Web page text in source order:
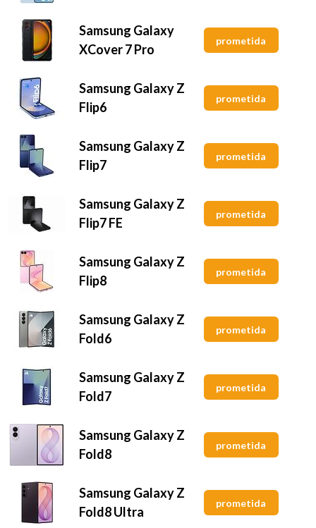
Samsung Galaxy
XCover 7 Pro
prometida
Samsung Galaxy Z
Flip6
prometida
Samsung Galaxy Z
Flip7
prometida
Samsung Galaxy Z
Flip7 FE
prometida
Samsung Galaxy Z
Flip8
prometida
Samsung Galaxy Z
Fold6
prometida
Samsung Galaxy Z
Fold7
prometida
Samsung Galaxy Z
Fold8
prometida
Samsung Galaxy Z
Fold8 Ultra
prometida